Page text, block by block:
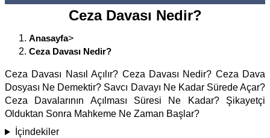
Ceza Davası Nedir?
Anasayfa>
Ceza Davası Nedir?
Ceza Davası Nasıl Açılır? Ceza Davası Nedir? Ceza Dava
Dosyası Ne Demektir? Savcı Davayı Ne Kadar Sürede Açar?
Ceza Davalarının Açılması Süresi Ne Kadar? Şikayetçi
Olduktan Sonra Mahkeme Ne Zaman Başlar?
İçindekiler